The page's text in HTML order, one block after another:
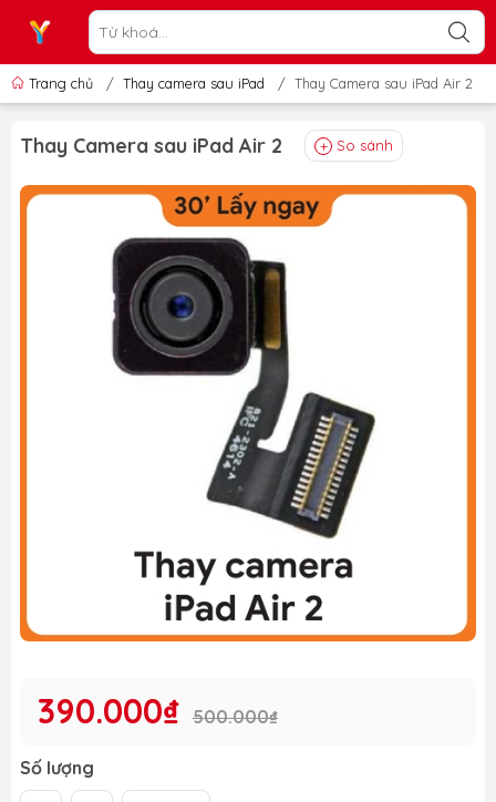
Trang chủ / Thay camera sau iPad / Thay Camera sau iPad Air 2
Thay Camera sau iPad Air 2 So sánh
390.000₫ 500.000₫
Số lượng